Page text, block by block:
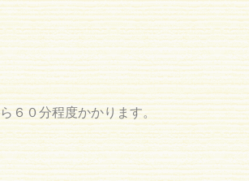
６０分程度かかります。